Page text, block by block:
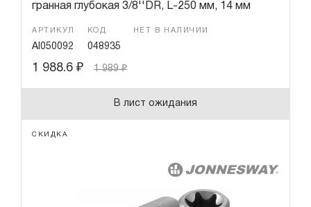
Контакты
гранная глубокая 3/8''DR, L-250 мм, 14 мм
АРТИКУЛ
AI050092
КОД
048935
НЕТ В НАЛИЧИИ
1 988.6 ₽ 1 989₽
В лист ожидания
СКИДКА